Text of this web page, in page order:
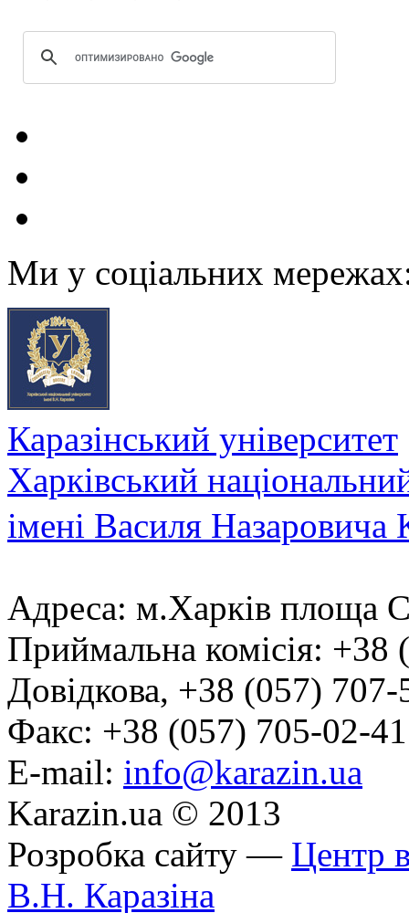
Ми у соціальних
Каразінський університет
Харківський
імені Василя Назаровича
Адреса: м.Харків площа
Приймальна комісія:
Довідкова, +38 (057)
Факс: +38 (057) 705-02-41
E-mail: info@karazin.ua
Karazin.ua © 2013
Розробка сайту — Центр
В.Н. Каразіна